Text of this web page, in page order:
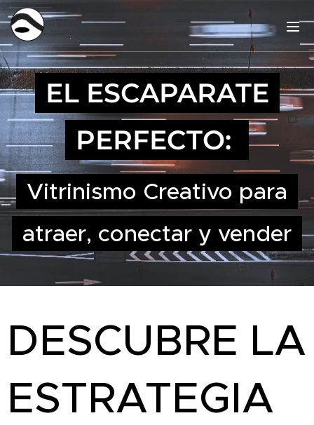
EL ESCAPARATE
PERFECTO:
Vitrinismo Creativo para
atraer, conectar y vender
DESCUBRE LA
ESTRATEGIA